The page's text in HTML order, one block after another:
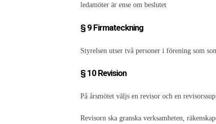
ledamöter är ense om beslutet
§ 9 Firmateckning
Styrelsen utser två personer i förening som
§ 10 Revision
På årsmötet väljs en revisor och en
Revisorn ska granska verksamheten,